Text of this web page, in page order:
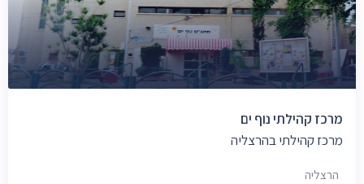
מרכז קהילתי נוף ים
מרכז קהילתי בהרצליה
הרצליה